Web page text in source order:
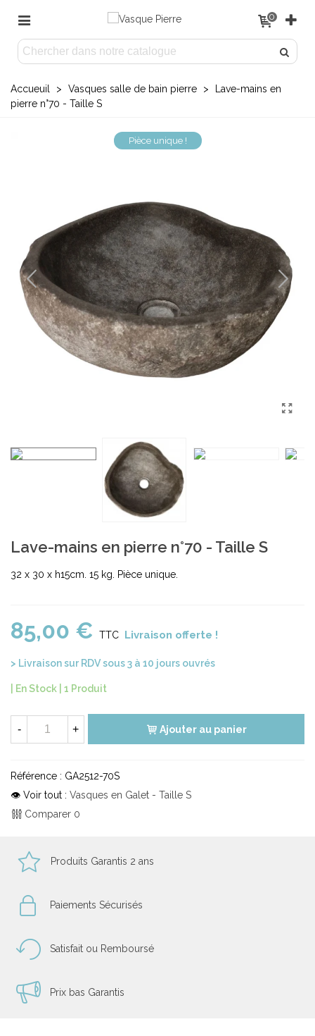
0
Accueuil > Vasques salle de bain pierre >
Lave-mains en
pierre n°70 - Taille S
Pièce unique !
Lave-mains en pierre n°70 - Taille S
32 x 30 x h15cm. 15 kg. Pièce unique.
85,00 € TTC Livraison offerte !
> Livraison sur RDV sous 3 à 10 jours ouvrés
| En Stock | 1 Produit
- + Ajouter au panier
Référence : GA2512-70S
👁 Voir tout : Vasques en Galet - Taille S
Comparer 0
Produits Garantis 2 ans
Paiements Sécurisés
Satisfait ou Remboursé
Prix bas Garantis